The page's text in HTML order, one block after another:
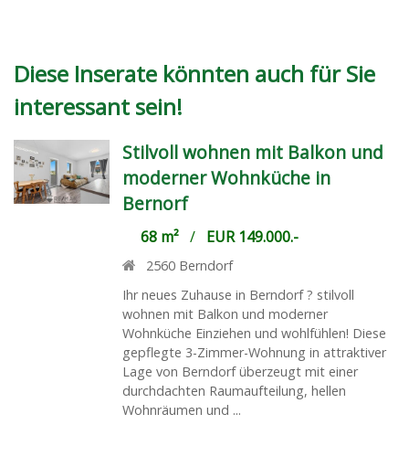
Diese Inserate könnten auch für Sie
interessant sein!
Stilvoll wohnen mit Balkon und
moderner Wohnküche in
Bernorf
68 m²/ EUR 149.000.-
2560 Berndorf
Ihr neues Zuhause in Berndorf ? stilvoll
wohnen mit Balkon und moderner
Wohnküche Einziehen und wohlfühlen! Diese
gepflegte 3-Zimmer-Wohnung in attraktiver
Lage von Berndorf überzeugt mit einer
durchdachten Raumaufteilung, hellen
Wohnräumen und ...